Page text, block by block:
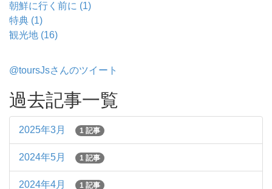
朝鮮に行く前に (1)
特典 (1)
観光地 (16)
@toursJsさんのツイート
過去記事一覧
2025年3月 1 記事
2024年5月 1 記事
2024年4月 1 記事